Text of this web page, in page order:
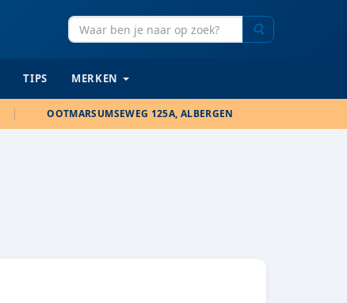
TIPS MERKEN
OOTMARSUMSEWEG 125A, ALBERGEN